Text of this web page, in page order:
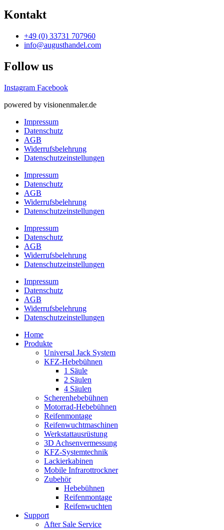
Kontakt
+49 (0) 33731 707960
info@augusthandel.com
Follow us
Instagram Facebook
powered by visionenmaler.de
Impressum
Datenschutz
AGB
Widerrufsbelehrung
Datenschutz­­einstellungen
Impressum
Datenschutz
AGB
Widerrufsbelehrung
Datenschutz­­einstellungen
Impressum
Datenschutz
AGB
Widerrufsbelehrung
Datenschutz­­einstellungen
Impressum
Datenschutz
AGB
Widerrufsbelehrung
Datenschutz­­einstellungen
Home
Produkte
Universal Jack System
KFZ-Hebebühnen
1 Säule
2 Säulen
4 Säulen
Scherenhebebühnen
Motorrad-Hebebühnen
Reifenmontage
Reifenwuchtmaschinen
Werkstattausrüstung
3D Achsenvermessung
KFZ-Systemtechnik
Lackierkabinen
Mobile Infrarottrockner
Zubehör
Hebebühnen
Reifenmontage
Reifenwuchten
Support
After Sale Service